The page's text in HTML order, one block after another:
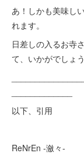
あ！しかも美味し
れます。
日差しの入るお寺
て、いかがでしょう
以下、引用
ReNrEn -瀲々-